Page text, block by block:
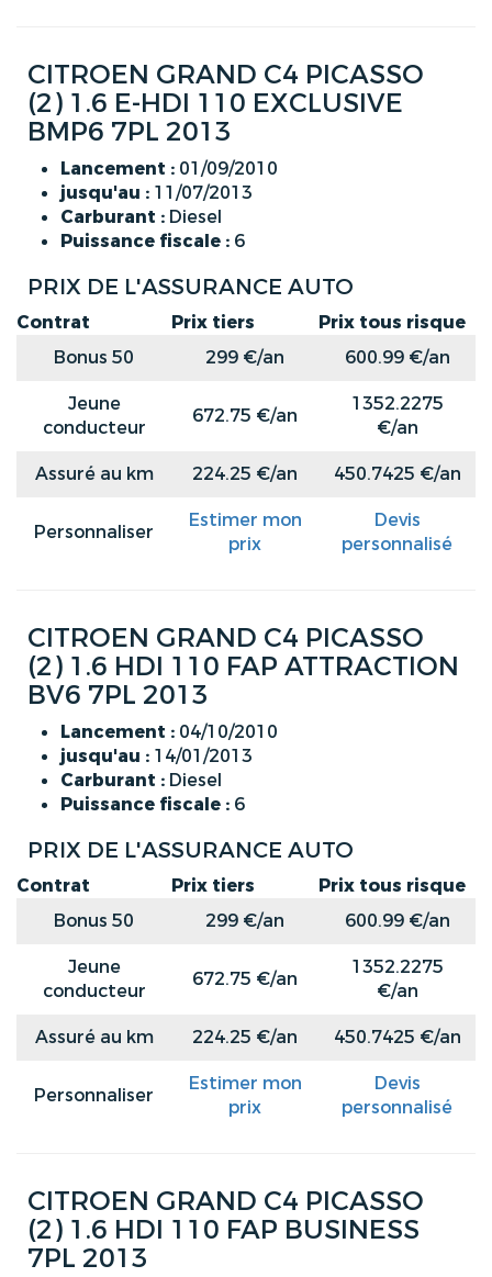
CITROEN GRAND C4 PICASSO
(2) 1.6 E-HDI 110 EXCLUSIVE
BMP6 7PL 2013
Lancement : 01/09/2010
jusqu'au : 11/07/2013
Carburant : Diesel
Puissance fiscale : 6
PRIX DE L'ASSURANCE AUTO
Contrat Prix tiers
Prix tous risque
Bonus 50
299 €/an
600.99 €/an
Jeune
conducteur
672.75 €/an
1352.2275
€/an
Assuré au km
224.25 €/an 450.7425 €/an
Personnaliser
Estimer mon
prix
Devis
personnalisé
CITROEN GRAND C4 PICASSO
(2) 1.6 HDI 110 FAP ATTRACTION
BV6 7PL 2013
Lancement : 04/10/2010
jusqu'au : 14/01/2013
Carburant : Diesel
Puissance fiscale : 6
PRIX DE L'ASSURANCE AUTO
Contrat Prix tiers
Prix tous risque
Bonus 50
299 €/an
600.99 €/an
Jeune
conducteur
672.75 €/an
1352.2275
€/an
Assuré au km
224.25 €/an 450.7425 €/an
Personnaliser
Estimer mon
prix
Devis
personnalisé
CITROEN GRAND C4 PICASSO
(2) 1.6 HDI 110 FAP BUSINESS
7PL 2013